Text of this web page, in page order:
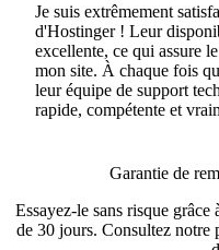
Je suis extrêmement
d'Hostinger ! Leur
excellente, ce qui assure
mon site. À chaque fois
leur équipe de support
rapide, compétente et
Garantie de
Essayez-le sans risque
de 30 jours. Consultez notre